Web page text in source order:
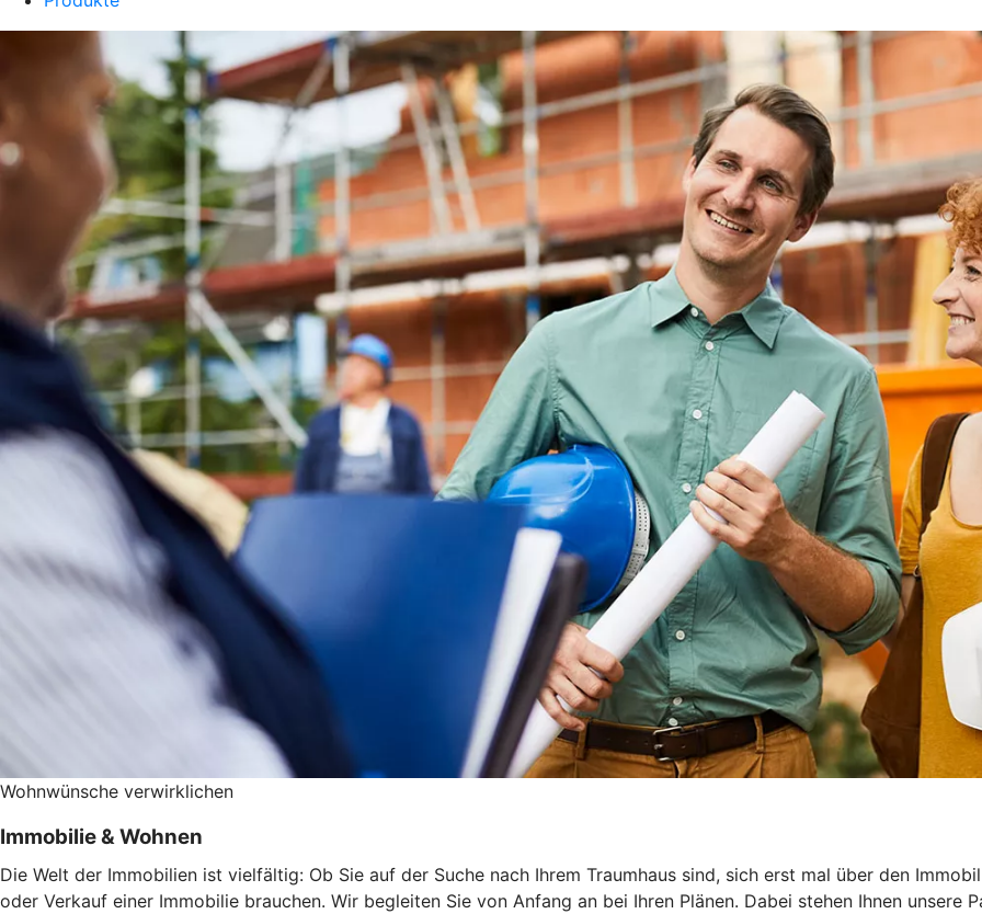
Wohnwünsche verwirklichen
Immobilie & Wohnen
Die Welt der Immobilien ist vielfältig: Ob Sie auf der Suche nach Ihrem Traumhaus sind, sich erst mal über den
oder Verkauf einer Immobilie brauchen. Wir begleiten Sie von Anfang an bei Ihren Plänen. Dabei stehen Ihnen unsere